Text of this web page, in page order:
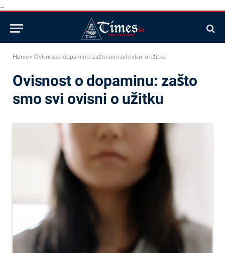
...
Home » Ovisnost o dopaminu: zašto smo svi ovisni o užitku
Ovisnost o dopaminu: zašto
smo svi ovisni o užitku